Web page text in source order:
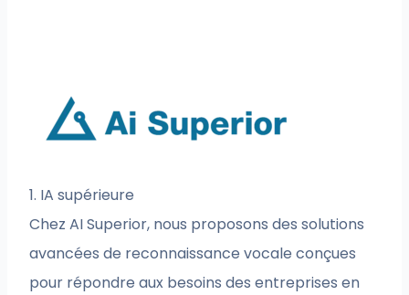
1. IA supérieure
Chez AI Superior, nous proposons des solutions
avancées de reconnaissance vocale conçues
pour répondre aux besoins des entreprises en